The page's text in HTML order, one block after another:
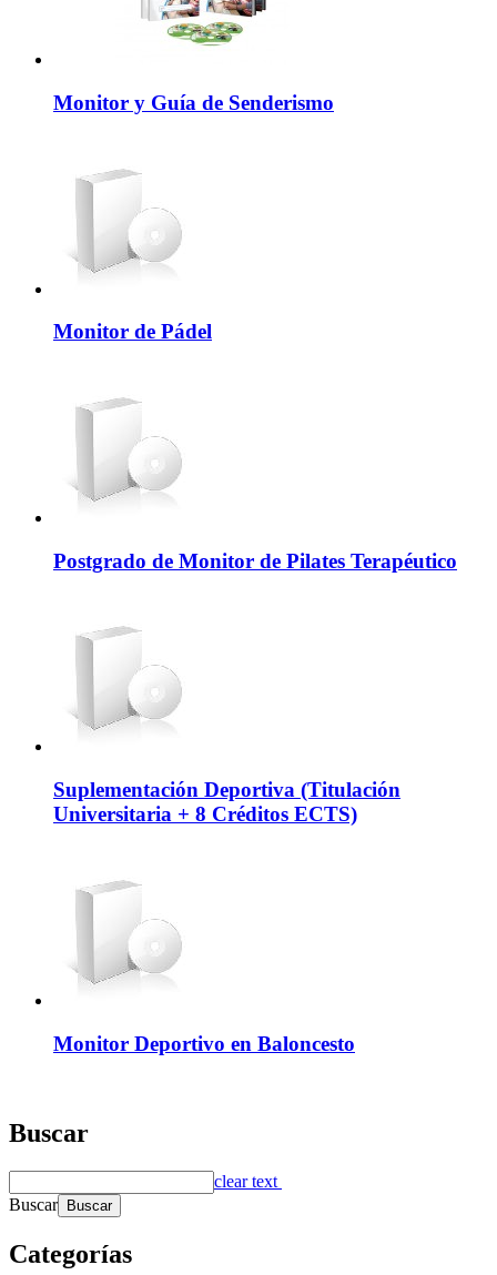
Monitor y Guía de Senderismo
Monitor de Pádel
Postgrado de Monitor de Pilates Terapéutico
Suplementación Deportiva (Titulación
Universitaria + 8 Créditos ECTS)
Monitor Deportivo en Baloncesto
Buscar
clear text
Buscar
Categorías